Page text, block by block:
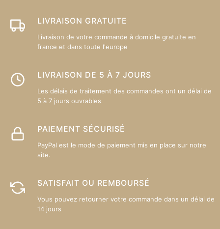
LIVRAISON GRATUITE
Livraison de votre commande à domicile gratuite en
france et dans toute l'europe
LIVRAISON DE 5 À 7 JOURS
Les délais de traitement des commandes ont un délai de
5 à 7 jours ouvrables
PAIEMENT SÉCURISÉ
PayPal est le mode de paiement mis en place sur notre
site.
SATISFAIT OU REMBOURSÉ
Vous pouvez retourner votre commande dans un délai de
14 jours